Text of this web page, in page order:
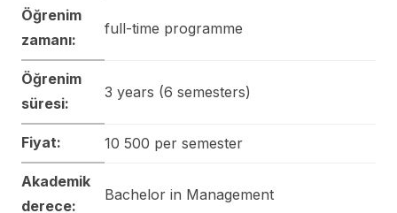
Öğrenim
zamanı:
full-time programme
Öğrenim
süresi:
3 years (6 semesters)
Fiyat: 10 500 per semester
Akademik
derece:
Bachelor in Management